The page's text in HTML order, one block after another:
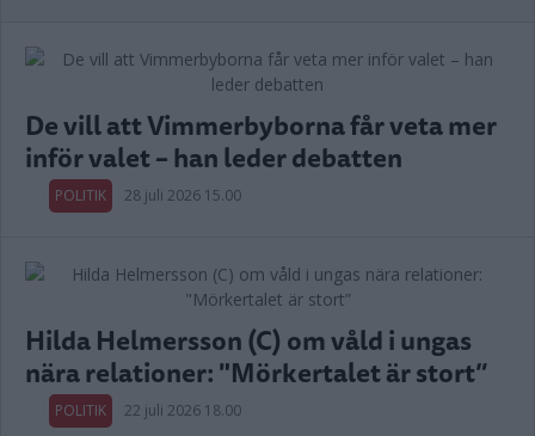
De vill att Vimmerbyborna får veta mer
inför valet – han leder debatten
POLITIK 28 juli 2026 15.00
Hilda Helmersson (C) om våld i ungas
nära relationer: "Mörkertalet är stort”
POLITIK 22 juli 2026 18.00